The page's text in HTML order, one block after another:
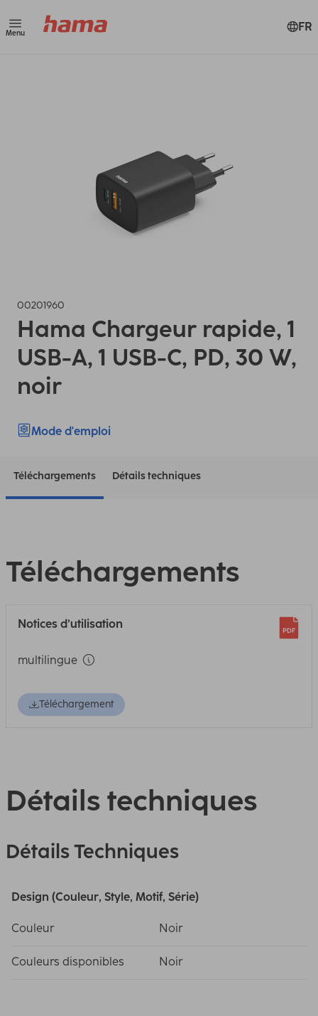
Menu FR
00201960
Hama Chargeur rapide, 1
USB-A, 1 USB-C, PD, 30 W,
noir
Mode d'emploi
Téléchargements Détails techniques
Téléchargements
Notices d’utilisation
multilingue
Téléchargement
Détails techniques
Détails Techniques
Design (Couleur, Style, Motif, Série)
Couleur Noir
Couleurs disponibles Noir